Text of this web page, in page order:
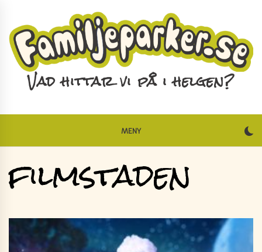
content
Vad hittar vi på i helgen?
MENY
filmstaden